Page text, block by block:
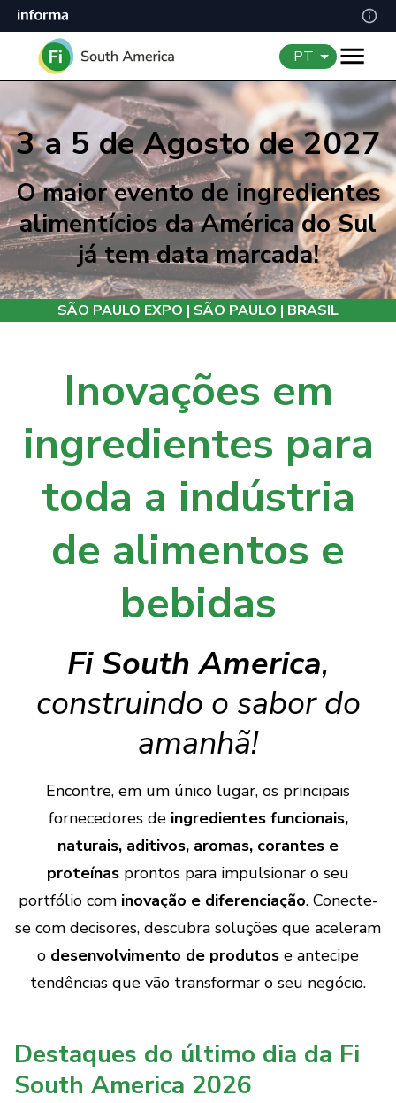
PT
3 a 5 de Agosto de 2027
O maior evento de ingredientes
alimentícios da América do Sul
já tem data marcada!
SÃO PAULO EXPO | SÃO PAULO | BRASIL
Inovações em
ingredientes para
toda a indústria
de alimentos e
bebidas
Fi South America,
construindo o sabor do
amanhã!
Encontre, em um único lugar, os principais
fornecedores de ingredientes funcionais,
naturais, aditivos, aromas, corantes e
proteínas prontos para impulsionar o seu
portfólio com inovação e diferenciação. Conecte-
se com decisores, descubra soluções que aceleram
o desenvolvimento de produtos e antecipe
tendências que vão transformar o seu negócio.
Destaques do último dia da Fi
South America 2026